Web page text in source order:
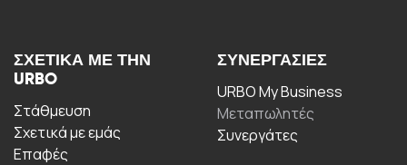
ΣΧΕΤΙΚΆ ΜΕ ΤΗΝ
URBO
Στάθμευση
Σχετικά με εμάς
Επαφές
ΣΥΝΕΡΓΑΣΊΕΣ
URBO My Business
Μεταπωλητές
Συνεργάτες